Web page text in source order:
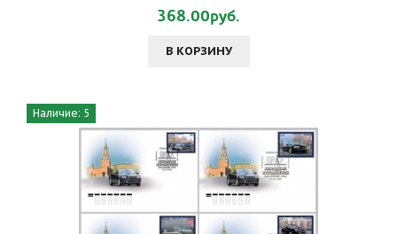
368.00руб.
В КОРЗИНУ
Наличие: 5